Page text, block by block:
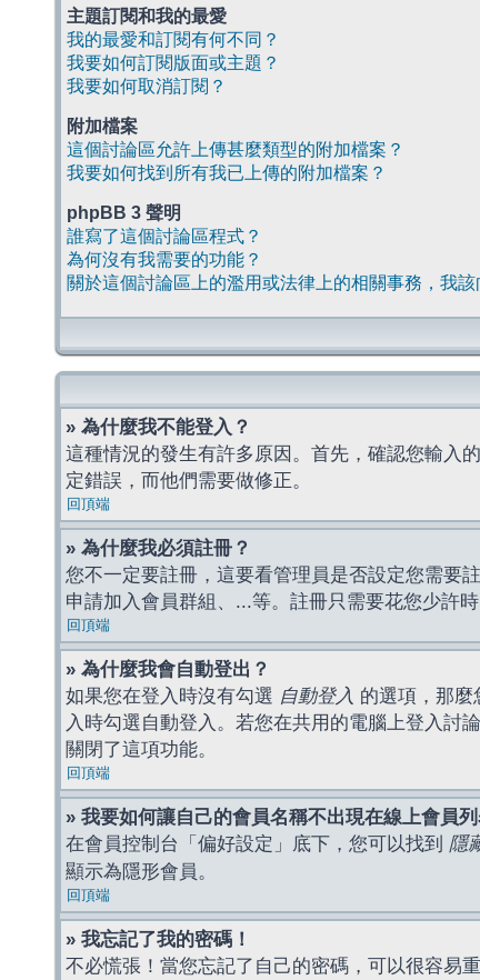
主題訂閱和我的最愛
我的最愛和訂閱有何不同？
我要如何訂閱版面或主題？
我要如何取消訂閱？
附加檔案
這個討論區允許上傳甚麼類型的附加檔案？
我要如何找到所有我已上傳的附加檔案？
phpBB 3 聲明
誰寫了這個討論區程式？
為何沒有我需要的功能？
關於這個討論區上的濫用或法律上的相關事務，我該
» 為什麼我不能登入？
這種情況的發生有許多原因。首先，確認您輸入
定錯誤，而他們需要做修正。
回頂端
» 為什麼我必須註冊？
您不一定要註冊，這要看管理員是否設定您需要
申請加入會員群組、...等。註冊只需要花您少許時
回頂端
» 為什麼我會自動登出？
如果您在登入時沒有勾選 自動登入 的選項，那
入時勾選自動登入。若您在共用的電腦上登入討
關閉了這項功能。
回頂端
» 我要如何讓自己的會員名稱不出現在線上會員列
在會員控制台「偏好設定」底下，您可以找到 隱
顯示為隱形會員。
回頂端
» 我忘記了我的密碼！
不必慌張！當您忘記了自己的密碼，可以很容易